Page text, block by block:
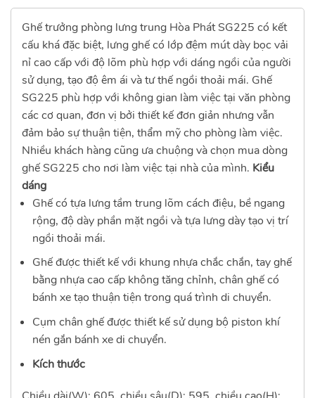
Ghế trưởng phòng lưng trung Hòa Phát SG225 có kết
cấu khá đặc biệt, lưng ghế có lớp đệm mút dày bọc vải
nỉ cao cấp với độ lõm phù hợp với dáng ngồi của người
sử dụng, tạo độ êm ái và tư thế ngồi thoải mái. Ghế
SG225 phù hợp với không gian làm việc tại văn phòng
các cơ quan, đơn vị bởi thiết kế đơn giản nhưng vẫn
đảm bảo sự thuận tiện, thẩm mỹ cho phòng làm việc.
Nhiều khách hàng cũng ưa chuộng và chọn mua dòng
ghế SG225 cho nơi làm việc tại nhà của mình. Kiểu
dáng
Ghế có tựa lưng tầm trung lõm cách điệu, bề ngang
rộng, độ dày phần mặt ngồi và tựa lưng dày tạo vị trí
ngồi thoải mái.
Ghế được thiết kế với khung nhựa chắc chắn, tay ghế
bằng nhựa cao cấp không tăng chỉnh, chân ghế có
bánh xe tạo thuận tiện trong quá trình di chuyển.
Cụm chân ghế được thiết kế sử dụng bộ piston khí
nén gắn bánh xe di chuyển.
Kích thước